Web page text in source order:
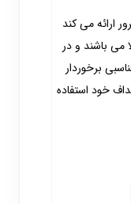
ارائه می کند
می باشند و در
برخوردار
خود استفاده